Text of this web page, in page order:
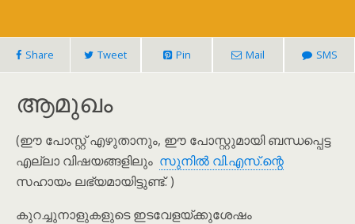
Share Tweet Pin Mail SMS
ആമുഖം
(ഈ പോസ്റ്റ് എഴുതാനും, ഈ പോസ്റ്റുമായി ബന്ധപ്പെട്ട
എല്ലാ വിഷയങ്ങളിലും സുനിൽ വി.എസ്.ന്റെ
സഹായം ലഭ്യമായിട്ടുണ്ട്. )
കുറച്ചുനാളുകളുടെ ഇടവേളയ്ക്കുശേഷം